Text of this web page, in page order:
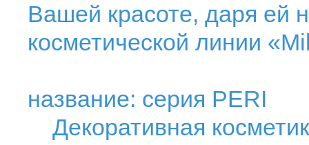
Вашей красоте, даря ей
косметической линии
название: серия PERI
Декоративная